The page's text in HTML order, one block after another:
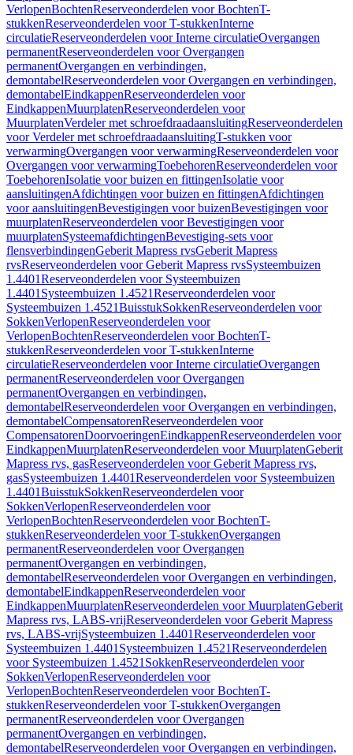
VerlopenBochtenReserveonderdelen voor BochtenT-
stukkenReserveonderdelen voor T-stukkenInterne
circulatieReserveonderdelen voor Interne circulatieOvergangen
permanentReserveonderdelen voor Overgangen
permanentOvergangen en verbindingen,
demontabelReserveonderdelen voor Overgangen en verbindingen,
demontabelEindkappenReserveonderdelen voor
EindkappenMuurplatenReserveonderdelen voor
MuurplatenVerdeler met schroefdraadaansluitingReserveonderdelen
voor Verdeler met schroefdraadaansluitingT-stukken voor
verwarmingOvergangen voor verwarmingReserveonderdelen voor
Overgangen voor verwarmingToebehorenReserveonderdelen voor
ToebehorenIsolatie voor buizen en fittingenIsolatie voor
aansluitingenAfdichtingen voor buizen en fittingenAfdichtingen
voor aansluitingenBevestigingen voor buizenBevestigingen voor
muurplatenReserveonderdelen voor Bevestigingen voor
muurplatenSysteemafdichtingenBevestiging-sets voor
flensverbindingenGeberit Mapress rvsGeberit Mapress
rvsReserveonderdelen voor Geberit Mapress rvsSysteembuizen
1.4401Reserveonderdelen voor Systeembuizen
1.4401 Systeembuizen 1.4521Reserveonderdelen voor
Systeembuizen 1.4521BuisstukSokkenReserveonderdelen voor
SokkenVerlopenReserveonderdelen voor
VerlopenBochtenReserveonderdelen voor BochtenT-
stukkenReserveonderdelen voor T-stukkenInterne
circulatieReserveonderdelen voor Interne circulatieOvergangen
permanentReserveonderdelen voor Overgangen
permanentOvergangen en verbindingen,
demontabelReserveonderdelen voor Overgangen en verbindingen,
demontabelCompensatorenReserveonderdelen voor
CompensatorenDoorvoeringenEindkappenReserveonderdelen voor
EindkappenMuurplatenReserveonderdelen voor MuurplatenGeberit
Mapress rvs, gasReserveonderdelen voor Geberit Mapress rvs,
gasSysteembuizen 1.4401Reserveonderdelen voor Systeembuizen
1.4401BuisstukSokkenReserveonderdelen voor
SokkenVerlopenReserveonderdelen voor
VerlopenBochtenReserveonderdelen voor BochtenT-
stukkenReserveonderdelen voor T-stukkenOvergangen
permanentReserveonderdelen voor Overgangen
permanentOvergangen en verbindingen,
demontabelReserveonderdelen voor Overgangen en verbindingen,
demontabelEindkappenReserveonderdelen voor
EindkappenMuurplatenReserveonderdelen voor MuurplatenGeberit
Mapress rvs, LABS-vrijReserveonderdelen voor Geberit Mapress
rvs, LABS-vrijSysteembuizen 1.4401Reserveonderdelen voor
Systeembuizen 1.4401 Systeembuizen 1.4521Reserveonderdelen
voor Systeembuizen 1.4521 SokkenReserveonderdelen voor
SokkenVerlopenReserveonderdelen voor
VerlopenBochtenReserveonderdelen voor BochtenT-
stukkenReserveonderdelen voor T-stukkenOvergangen
permanentReserveonderdelen voor Overgangen
permanentOvergangen en verbindingen,
demontabelReserveonderdelen voor Overgangen en verbindingen,